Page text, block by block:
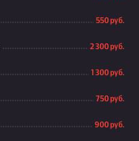
550 руб.
2 300 руб.
1 300 руб.
750 руб.
900 руб.